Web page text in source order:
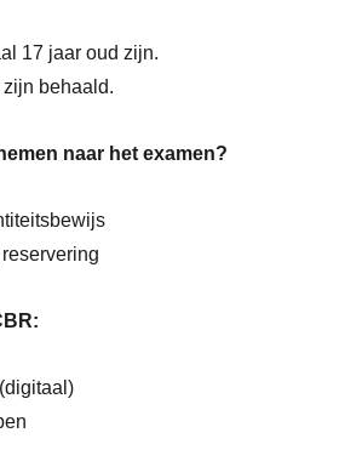
17 jaar oud zijn.
behaald.
naar het examen?